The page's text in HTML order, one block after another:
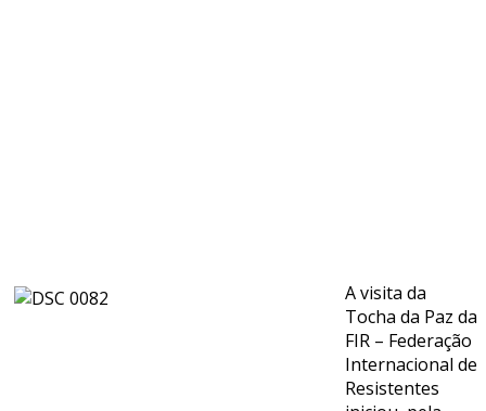
A visita da
Tocha da Paz da
FIR – Federação
Internacional de
Resistentes